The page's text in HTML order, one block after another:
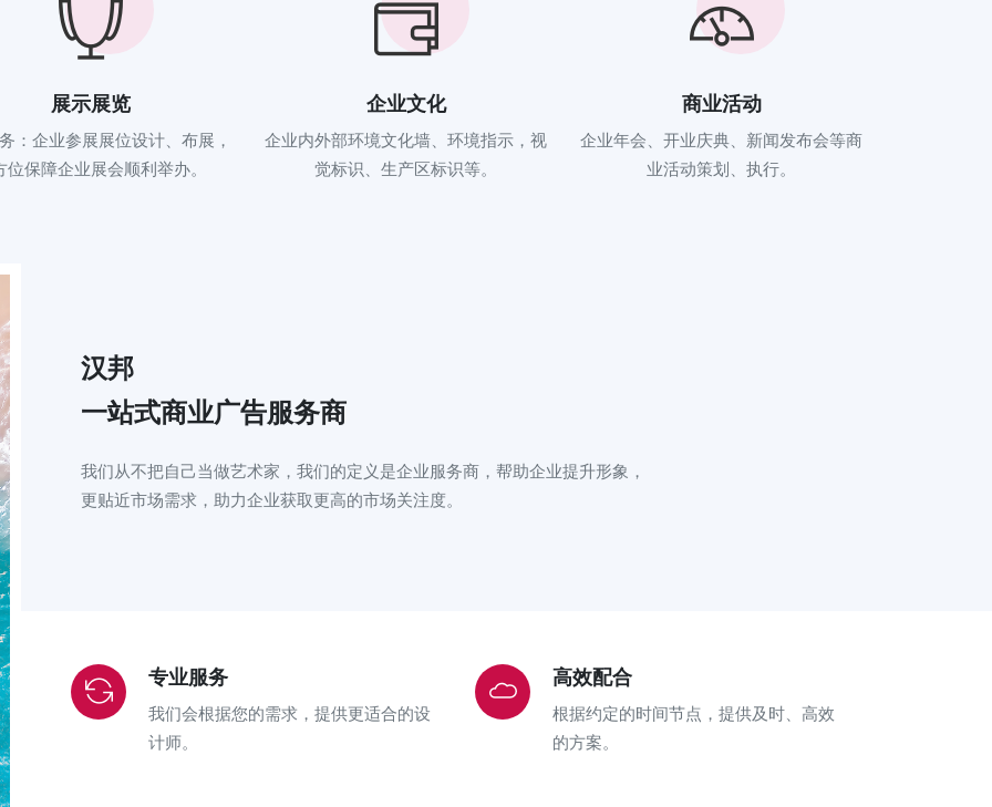
展示展览
：企业参展展位设计、布展，
位保障企业展会顺利举办。
企业文化
企业内外部环境文化墙、环境指示，视
觉标识、生产区标识等。
商业活动
企业年会、开业庆典、新闻发布会等商
业活动策划、执行。
汉邦
一站式商业广告服务商
我们从不把自己当做艺术家，我们的定义是企业服务商，帮助企业提升形象，
更贴近市场需求，助力企业获取更高的市场关注度。
专业服务
我们会根据您的需求，提供更适合的设
计师。
高效配合
根据约定的时间节点，提供及时、高效
的方案。